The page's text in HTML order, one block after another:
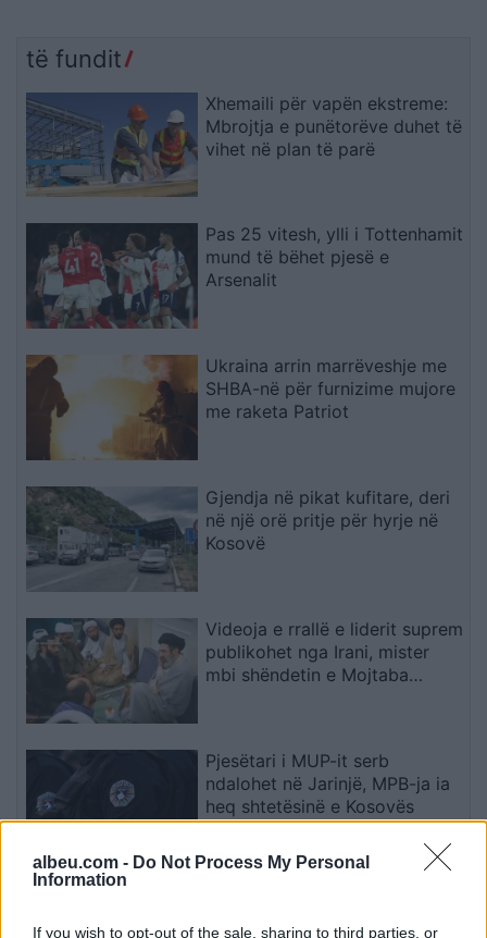
albeu.com - Do Not Process My Personal
Information
If you wish to opt-out of the sale, sharing to third parties, or
të fundit
Xhemaili për vapën ekstreme:
Mbrojtja e punëtorëve duhet të
vihet në plan të parë
Pas 25 vitesh, ylli i Tottenhamit
mund të bëhet pjesë e
Arsenalit
Ukraina arrin marrëveshje me
SHBA-në për furnizime mujore
me raketa Patriot
Gjendja në pikat kufitare, deri
në një orë pritje për hyrje në
Kosovë
Videoja e rrallë e liderit suprem
publikohet nga Irani, mister
mbi shëndetin e Mojtaba
Pjesëtari i MUP-it serb
ndalohet në Jarinjë, MPB-ja ia
heq shtetësinë e Kosovës